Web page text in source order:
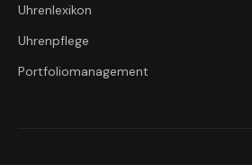
Uhrenlexikon
Uhrenpflege
Portfoliomanagement